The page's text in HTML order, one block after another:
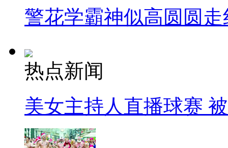
警花学霸神似高圆圆走
热点新闻
美女主持人直播球赛